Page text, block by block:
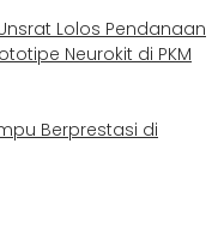
Lolos Pendanaan
Neurokit di PKM
Berprestasi di